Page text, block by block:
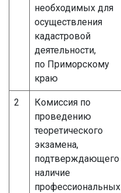
необходимых для
осуществления
кадастровой
деятельности,
по Приморскому
краю
2
Комиссия по
проведению
теоретического
экзамена,
подтверждающего
наличие
профессиональных